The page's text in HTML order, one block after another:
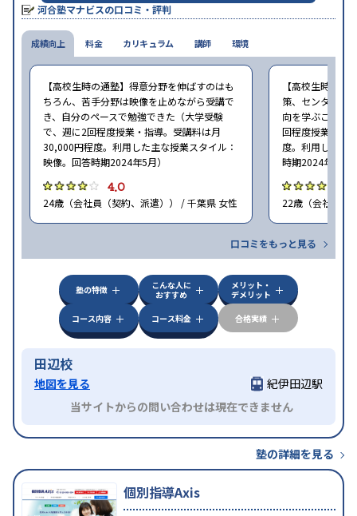
※2024年6月調査。大学受験塾・予備校のアンケート調査方法を参照
河合塾マナビスの口コミ・評判
成績向上
【高校生時の通塾】得意分野を伸ばすのはも
ちろん、苦手分野は映像を止めながら受講で
き、自分のペースで勉強できた（大学受験
で、週に2回程度授業・指導。受講料は月
30,000円程度。利用した主な授業スタイル：
映像。回答時期2024年5月）
4.0
24歳（会社員（契約、派遣）） / 千葉県 女性
【高校生時の通
策、センター試
向を学ぶことが
回程度授業・指
度。利用した主
時期2024年5月）
22歳（会社員<
口コミをもっと見る
料金 カリキュラム 講師 環境
塾の特徴
こんな人に
おすすめ
メリット・
デメリット
コース内容
コース料金 合格実績
田辺校
地図を見る
紀伊田辺駅
当サイトからの問い合わせは現在できません
塾の詳細を見る
個別指導Axis